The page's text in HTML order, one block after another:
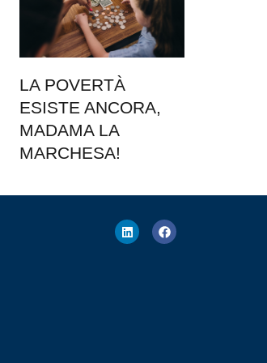
LA POVERTÀ
ESISTE ANCORA,
MADAMA LA
MARCHESA!